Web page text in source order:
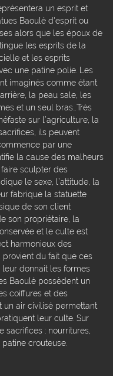
un esprit et
Baoulé d'esprit ou
alors que les époux de
les esprits de la
et les esprits
une patine polie. Les
imaginés comme étant
la peau sale, les
et un seul bras…Très
sur l’agriculture, la
ils peuvent
par une
la cause des malheurs
sculpter des
le sexe, l’attitude, la
fabrique la statuette
de son client
son propriétaire, la
et le culte est
harmonieux des
du fait que ces
leur donnait les formes
Baoulé possèdent un
coiffures et des
un air civilisé permettant
leur culte. Sur
sacrifices : nourritures,
crouteuse.